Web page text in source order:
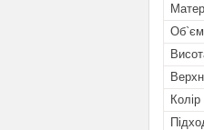
Об`єм
Колір